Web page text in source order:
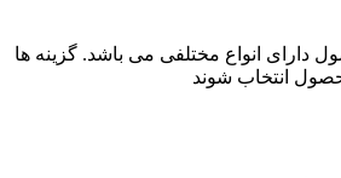
دارای انواع مختلفی می باشد. گزینه ها
انتخاب شوند